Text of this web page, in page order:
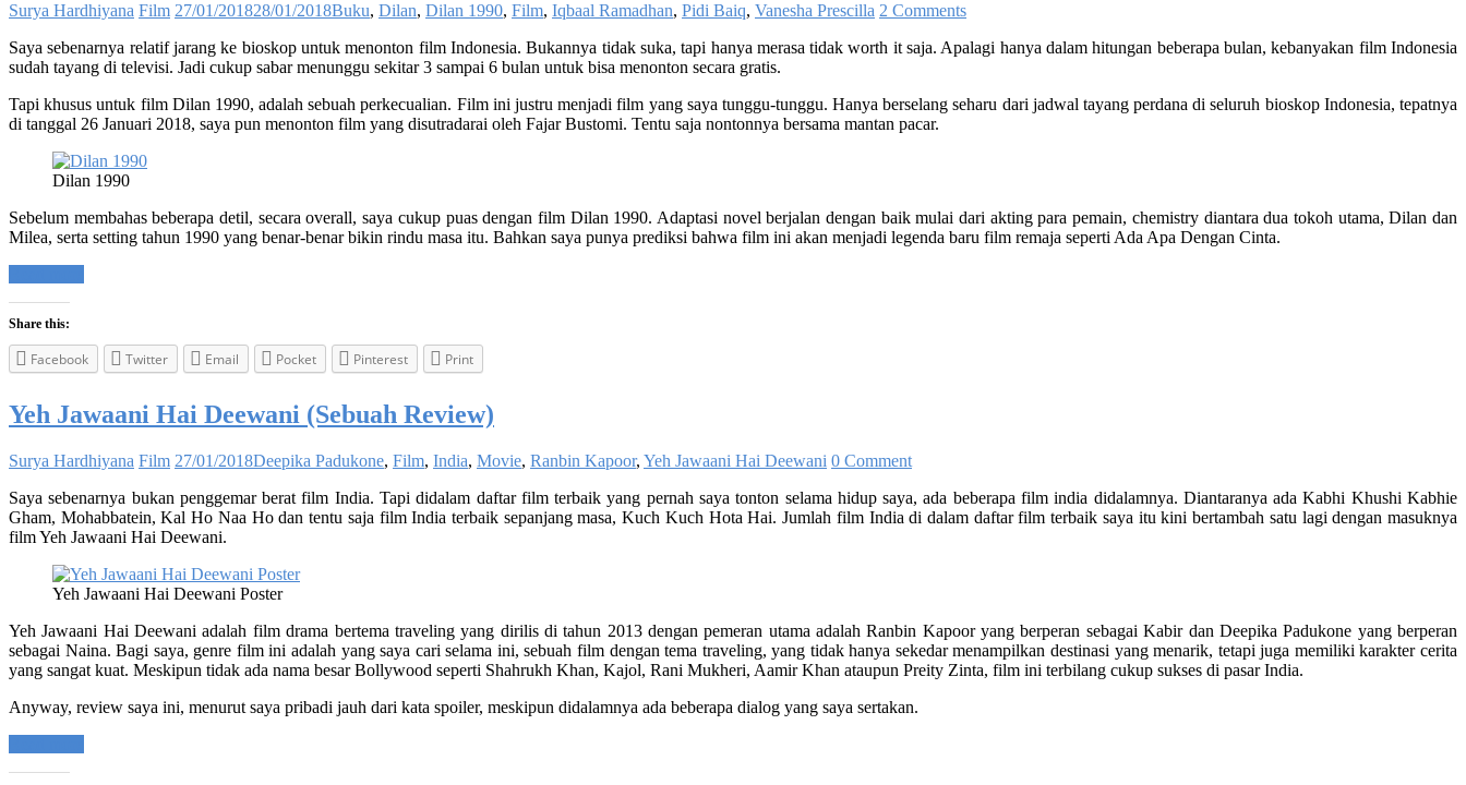
Surya Hardhiyana Film 27/01/201828/01/2018Buku, Dilan, Dilan 1990, Film, Iqbaal Ramadhan, Pidi Baiq, Vanesha Prescilla 2 Comments
Saya sebenarnya relatif jarang ke bioskop untuk menonton film Indonesia. Bukannya tidak suka, tapi hanya merasa tidak worth it saja. Apalagi hanya dalam hitungan beberapa bulan, kebanyakan film Indonesia
sudah tayang di televisi. Jadi cukup sabar menunggu sekitar 3 sampai 6 bulan untuk bisa menonton secara gratis.
Tapi khusus untuk film Dilan 1990, adalah sebuah perkecualian. Film ini justru menjadi film yang saya tunggu-tunggu. Hanya berselang seharu dari jadwal tayang perdana di seluruh bioskop Indonesia, tepatnya
di tanggal 26 Januari 2018, saya pun menonton film yang disutradarai oleh Fajar Bustomi. Tentu saja nontonnya bersama mantan pacar.
Dilan 1990
Sebelum membahas beberapa detil, secara overall, saya cukup puas dengan film Dilan 1990. Adaptasi novel berjalan dengan baik mulai dari akting para pemain, chemistry diantara dua tokoh utama, Dilan dan
Milea, serta setting tahun 1990 yang benar-benar bikin rindu masa itu. Bahkan saya punya prediksi bahwa film ini akan menjadi legenda baru film remaja seperti Ada Apa Dengan Cinta.
Share this:
Facebook Twitter Email Pocket Pinterest Print
Yeh Jawaani Hai Deewani (Sebuah Review)
Surya Hardhiyana Film 27/01/2018Deepika Padukone, Film, India, Movie, Ranbin Kapoor, Yeh Jawaani Hai Deewani 0 Comment
Saya sebenarnya bukan penggemar berat film India. Tapi didalam daftar film terbaik yang pernah saya tonton selama hidup saya, ada beberapa film india didalamnya. Diantaranya ada Kabhi Khushi Kabhie
Gham, Mohabbatein, Kal Ho Naa Ho dan tentu saja film India terbaik sepanjang masa, Kuch Kuch Hota Hai. Jumlah film India di dalam daftar film terbaik saya itu kini bertambah satu lagi dengan masuknya
film Yeh Jawaani Hai Deewani.
Yeh Jawaani Hai Deewani Poster
Yeh Jawaani Hai Deewani adalah film drama bertema traveling yang dirilis di tahun 2013 dengan pemeran utama adalah Ranbin Kapoor yang berperan sebagai Kabir dan Deepika Padukone yang berperan
sebagai Naina. Bagi saya, genre film ini adalah yang saya cari selama ini, sebuah film dengan tema traveling, yang tidak hanya sekedar menampilkan destinasi yang menarik, tetapi juga memiliki karakter cerita
yang sangat kuat. Meskipun tidak ada nama besar Bollywood seperti Shahrukh Khan, Kajol, Rani Mukheri, Aamir Khan ataupun Preity Zinta, film ini terbilang cukup sukses di pasar India.
Anyway, review saya ini, menurut saya pribadi jauh dari kata spoiler, meskipun didalamnya ada beberapa dialog yang saya sertakan.